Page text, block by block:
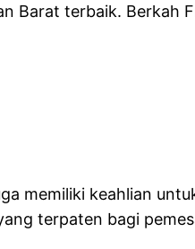
Barat terbaik. Berkah
memiliki keahlian
terpaten bagi